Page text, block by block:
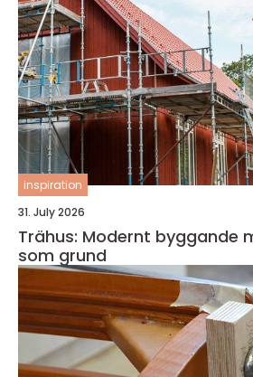
inspiration
31. July 2026
Trähus: Modernt byggande
som grund